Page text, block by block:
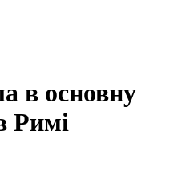
в основну
Римі